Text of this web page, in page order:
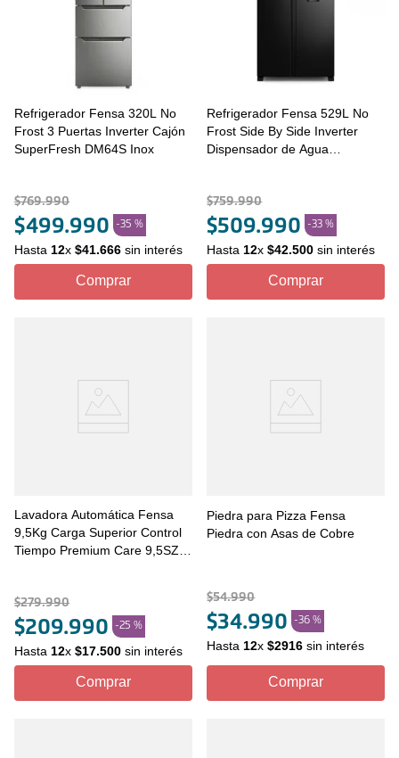
Refrigerador Fensa 320L No
Frost 3 Puertas Inverter Cajón
SuperFresh DM64S Inox
$769.990
$499.990 -35 %
Hasta 12x $41.666 sin interés
Comprar
Refrigerador Fensa 529L No
Frost Side By Side Inverter
Dispensador de Agua
$759.990
$509.990 -33 %
Hasta 12x$42.500 sin interés
Comprar
Lavadora Automática Fensa
9,5Kg Carga Superior Control
Tiempo Premium Care 9,5SZ
$279.990
$209.990 -25 %
Hasta 12x $17.500 sin interés
Comprar
Piedra para Pizza Fensa
Piedra con Asas de Cobre
$54.990
$34.990 -36 %
Hasta 12x$2916 sin interés
Comprar